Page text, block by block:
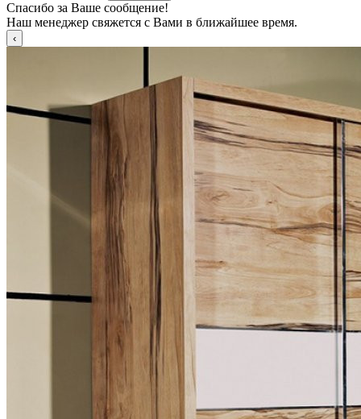
Спасибо за Ваше сообщение!
Наш менеджер свяжется с Вами в ближайшее время.